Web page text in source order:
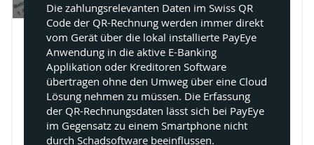
Die zahlungsrelevanten Daten im Swiss QR
Code der QR-Rechnung werden immer direkt
vom Gerät über die lokal installierte PayEye
Anwendung in die aktive E-Banking
Applikation oder Kreditoren Software
übertragen ohne den Umweg über eine Cloud
Lösung nehmen zu müssen. Die Erfassung
der QR-Rechnungsdaten lässt sich bei PayEye
im Gegensatz zu einem Smartphone nicht
durch Schadsoftware beeinflussen.